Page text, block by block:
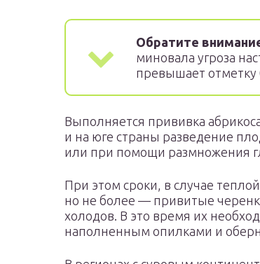
Обратите
миновала угроза
превышает отметку
Выполняется прививка
и на юге страны разведение
или при помощи размножения
При этом сроки, в случае
но не более — привитые
холодов. В это время их
наполненным опилками и